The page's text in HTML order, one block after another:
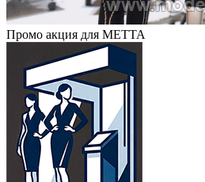
Промо акция для METTA